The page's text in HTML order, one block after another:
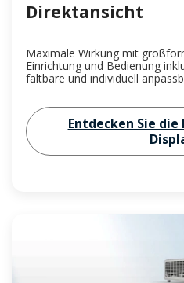
Direktansicht
Maximale Wirkung mit
Einrichtung und Bedienung
faltbare und individuell
Entdecken Sie die